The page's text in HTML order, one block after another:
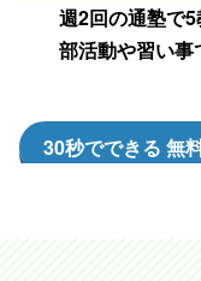
週2回の通塾で5
部活動や習い事
30秒でできる 無